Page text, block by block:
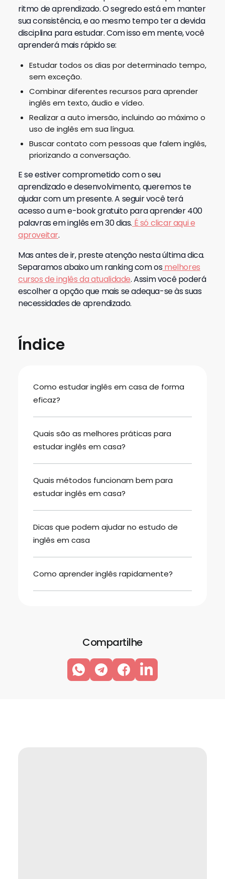
ritmo de aprendizado. O segredo está em manter
sua consistência, e ao mesmo tempo ter a devida
disciplina para estudar. Com isso em mente, você
aprenderá mais rápido se:
Estudar todos os dias por determinado tempo,
sem exceção.
Combinar diferentes recursos para aprender
inglês em texto, áudio e vídeo.
Realizar a auto imersão, incluindo ao máximo o
uso de inglês em sua língua.
Buscar contato com pessoas que falem inglês,
priorizando a conversação.
E se estiver comprometido com o seu
aprendizado e desenvolvimento, queremos te
ajudar com um presente. A seguir você terá
acesso a um e-book gratuito para aprender 400
palavras em inglês em 30 dias. É só clicar aqui e
aproveitar.
Mas antes de ir, preste atenção nesta última dica.
Separamos abaixo um ranking com osmelhores
cursos de inglês da atualidade. Assim você poderá
escolher a opção que mais se adequa-se às suas
necessidades de aprendizado.
Índice
Como estudar inglês em casa de forma
eficaz?
Quais são as melhores práticas para
estudar inglês em casa?
Quais métodos funcionam bem para
estudar inglês em casa?
Dicas que podem ajudar no estudo de
inglês em casa
Como aprender inglês rapidamente?
Compartilhe